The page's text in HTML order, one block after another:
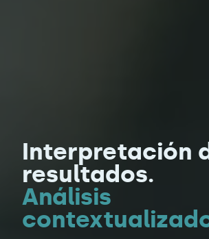
Interpretación
resultados.
Análisis